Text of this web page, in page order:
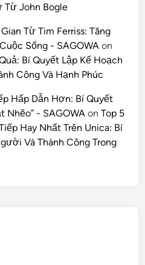
Từ John Bogle
Từ Tim Ferriss: Tăng
Sống - SAGOWA on
Bí Quyết Lập Kế Hoạch
Công Và Hạnh Phúc
Hấp Dẫn Hơn: Bí Quyết
Nhẽo” - SAGOWA onTop 5
Hay Nhất Trên Unica: Bí
Và Thành Công Trong